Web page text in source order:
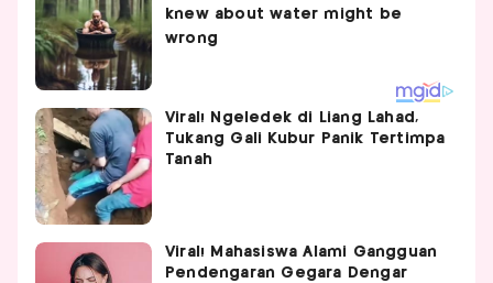
Viral! Ngeledek di Liang Lahad,
Tukang Gali Kubur Panik Tertimpa
Tanah
Viral! Mahasiswa Alami Gangguan
Pendengaran Gegara Dengar